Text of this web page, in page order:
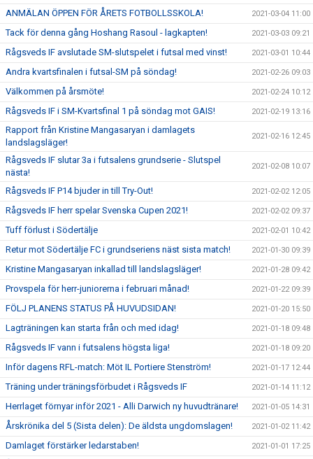
ANMÄLAN ÖPPEN FÖR ÅRETS FOTBOLLSSKOLA! 2021-03-04 11:00
Tack för denna gång Hoshang Rasoul - lagkapten! 2021-03-03 09:21
Rågsveds IF avslutade SM-slutspelet i futsal med vinst! 2021-03-01 10:44
Andra kvartsfinalen i futsal-SM på söndag! 2021-02-26 09:03
Välkommen på årsmöte! 2021-02-24 10:12
Rågsveds IF i SM-Kvartsfinal 1 på söndag mot GAIS! 2021-02-19 13:16
Rapport från Kristine Mangasaryan i damlagets
landslagsläger!
2021-02-16 12:45
Rågsveds IF slutar 3a i futsalens grundserie - Slutspel
nästa!
2021-02-08 10:07
Rågsveds IF P14 bjuder in till Try-Out! 2021-02-02 12:05
Rågsveds IF herr spelar Svenska Cupen 2021! 2021-02-02 09:37
Tuff förlust i Södertälje 2021-02-01 10:42
Retur mot Södertälje FC i grundseriens näst sista match! 2021-01-30 09:39
Kristine Mangasaryan inkallad till landslagsläger! 2021-01-28 09:42
Provspela för herr-juniorerna i februari månad! 2021-01-22 09:39
FÖLJ PLANENS STATUS PÅ HUVUDSIDAN! 2021-01-20 15:50
Lagträningen kan starta från och med idag! 2021-01-18 09:48
Rågsveds IF vann i futsalens högsta liga! 2021-01-18 09:20
Inför dagens RFL-match: Möt IL Portiere Stenström! 2021-01-17 12:44
Träning under träningsförbudet i Rågsveds IF 2021-01-14 11:12
Herrlaget förnyar inför 2021 - Alli Darwich ny huvudtränare! 2021-01-05 14:31
Årskrönika del 5 (Sista delen): De äldsta ungdomslagen! 2021-01-02 11:42
Damlaget förstärker ledarstaben! 2021-01-01 17:25